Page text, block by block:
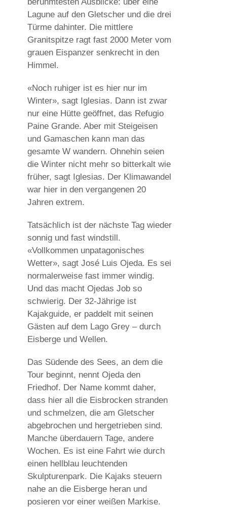
Lagune auf den Gletscher und die drei
Türme dahinter. Die mittlere
Granitspitze ragt fast 2000 Meter vom
grauen Eispanzer senkrecht in den
Himmel.
«Noch ruhiger ist es hier nur im
Winter», sagt Iglesias. Dann ist zwar
nur eine Hütte geöffnet, das Refugio
Paine Grande. Aber mit Steigeisen
und Gamaschen kann man das
gesamte W wandern. Ohnehin seien
die Winter nicht mehr so bitterkalt wie
früher, sagt Iglesias. Der Klimawandel
war hier in den vergangenen 20
Jahren extrem.
Tatsächlich ist der nächste Tag wieder
sonnig und fast windstill.
«Vollkommen unpatagonisches
Wetter», sagt José Luis Ojeda. Es sei
normalerweise fast immer windig.
Und das macht Ojedas Job so
schwierig. Der 32-Jährige ist
Kajakguide, er paddelt mit seinen
Gästen auf dem Lago Grey – durch
Eisberge und Wellen.
Das Südende des Sees, an dem die
Tour beginnt, nennt Ojeda den
Friedhof. Der Name kommt daher,
dass hier all die Eisbrocken stranden
und schmelzen, die am Gletscher
abgebrochen und hergetrieben sind.
Manche überdauern Tage, andere
Wochen. Es ist eine Fahrt wie durch
einen hellblau leuchtenden
Skulpturenpark. Die Kajaks steuern
nahe an die Eisberge heran und
posieren vor einer weißen Markise.